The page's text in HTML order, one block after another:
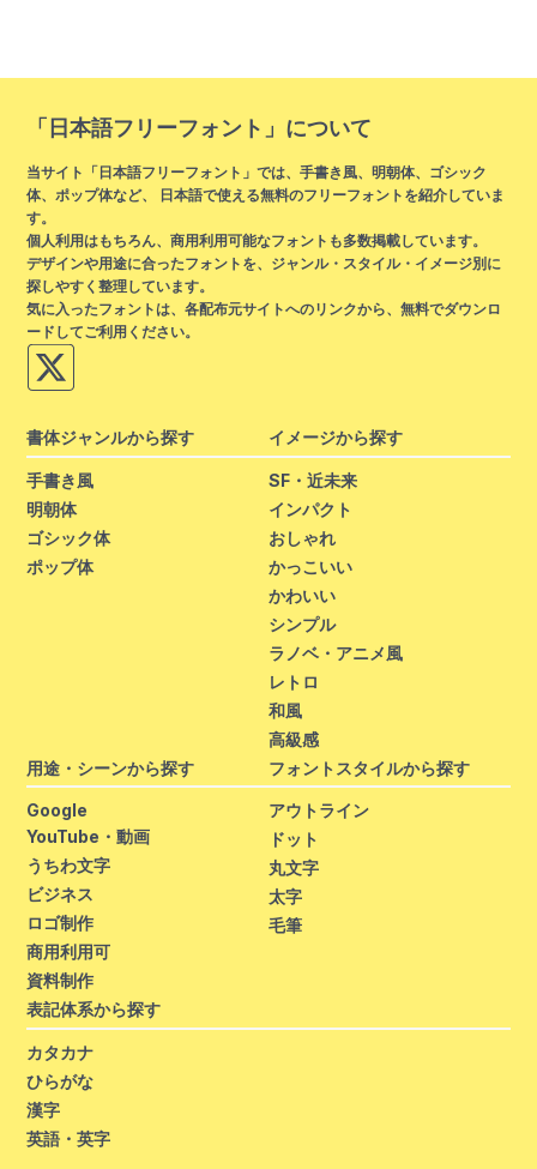
「日本語フリーフォント」について
当サイト「日本語フリーフォント」では、手書き風、明朝体、ゴシック
体、ポップ体など、 日本語で使える無料のフリーフォントを紹介していま
す。
個人利用はもちろん、商用利用可能なフォントも多数掲載しています。
デザインや用途に合ったフォントを、ジャンル・スタイル・イメージ別に
探しやすく整理しています。
気に入ったフォントは、各配布元サイトへのリンクから、無料でダウンロ
ードしてご利用ください。
書体ジャンルから探す
手書き風
明朝体
ゴシック体
ポップ体
イメージから探す
SF・近未来
インパクト
おしゃれ
かっこいい
かわいい
シンプル
ラノベ・アニメ風
レトロ
和風
高級感
用途・シーンから探す
Google
YouTube・動画
うちわ文字
ビジネス
ロゴ制作
商用利用可
資料制作
フォントスタイルから探す
アウトライン
ドット
丸文字
太字
毛筆
表記体系から探す
カタカナ
ひらがな
漢字
英語・英字